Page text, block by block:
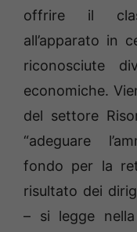
offrire il
all’apparato in
riconosciute
economiche.
del settore
“adeguare
fondo per la
risultato dei
– si legge